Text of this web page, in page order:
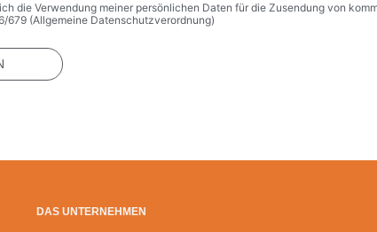
die Verwendung meiner persönlichen Daten für die Zusendung von
679 (Allgemeine Datenschutzverordnung)
DAS UNTERNEHMEN